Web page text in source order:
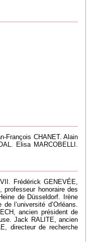
François CHANET. Alain
Elisa MARCOBELLI.
Frédérick GENEVÉE,
professeur honoraire des
de Düsseldorf. Irène
l’université d’Orléans.
ancien président de
Jack RALITE, ancien
directeur de recherche